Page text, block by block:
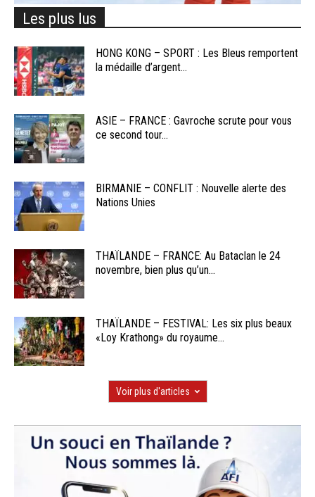
Les plus lus
HONG KONG – SPORT : Les Bleus remportent
la médaille d’argent...
ASIE – FRANCE : Gavroche scrute pour vous
ce second tour...
BIRMANIE – CONFLIT : Nouvelle alerte des
Nations Unies
THAÏLANDE – FRANCE: Au Bataclan le 24
novembre, bien plus qu’un...
THAÏLANDE – FESTIVAL: Les six plus beaux
«Loy Krathong» du royaume...
Voir plus d'articles